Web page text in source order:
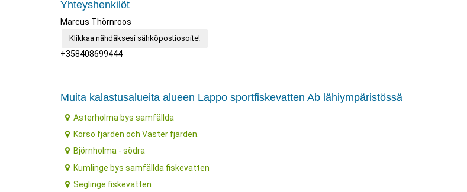
Yhteyshenkilöt
Marcus Thörnroos
Klikkaa nähdäksesi sähköpostiosoite!
+358408699444
Muita kalastusalueita alueen Lappo sportfiskevatten Ab lähiympäristössä
Asterholma bys samfällda
Korsö fjärden och Väster fjärden.
Björnholma - södra
Kumlinge bys samfällda fiskevatten
Seglinge fiskevatten